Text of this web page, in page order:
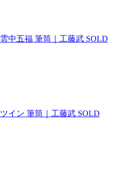
雲中五福 筆筒｜工藤武 SOLD
ツイン 筆筒｜工藤武 SOLD